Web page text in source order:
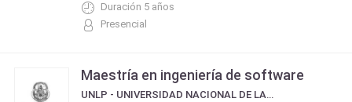
Duración 5 años
Presencial
Maestría en ingeniería de software
UNLP - UNIVERSIDAD NACIONAL DE LA PLATA